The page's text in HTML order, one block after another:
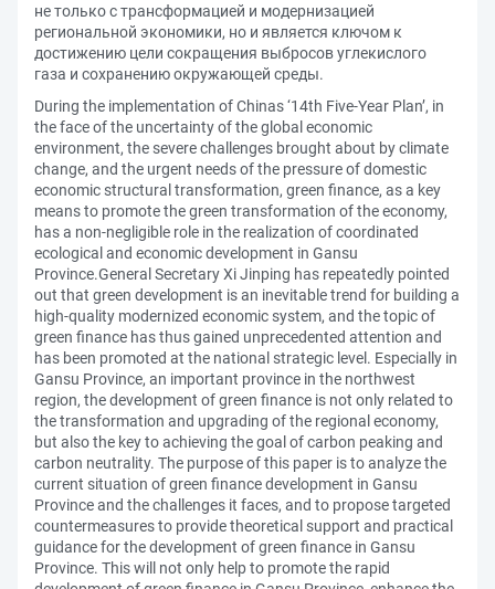
не только с трансформацией и модернизацией
региональной экономики, но и является ключом к
достижению цели сокращения выбросов углекислого
газа и сохранению окружающей среды.
During the implementation of Chinas ‘14th Five-Year Plan’, in
the face of the uncertainty of the global economic
environment, the severe challenges brought about by climate
change, and the urgent needs of the pressure of domestic
economic structural transformation, green finance, as a key
means to promote the green transformation of the economy,
has a non-negligible role in the realization of coordinated
ecological and economic development in Gansu
Province.General Secretary Xi Jinping has repeatedly pointed
out that green development is an inevitable trend for building a
high-quality modernized economic system, and the topic of
green finance has thus gained unprecedented attention and
has been promoted at the national strategic level. Especially in
Gansu Province, an important province in the northwest
region, the development of green finance is not only related to
the transformation and upgrading of the regional economy,
but also the key to achieving the goal of carbon peaking and
carbon neutrality. The purpose of this paper is to analyze the
current situation of green finance development in Gansu
Province and the challenges it faces, and to propose targeted
countermeasures to provide theoretical support and practical
guidance for the development of green finance in Gansu
Province. This will not only help to promote the rapid